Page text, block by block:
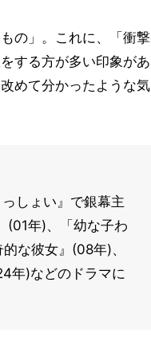
の」。これに、「衝撃
する方が多い印象があ
めて分かったような気
しょい』で銀幕主
(01年)、「幼な子わ
な彼女』(08年)、
年)などのドラマに